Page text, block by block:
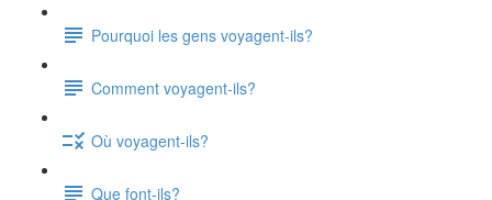
Pourquoi les gens voyagent-ils?
Comment voyagent-ils?
Où voyagent-ils?
Que font-ils?